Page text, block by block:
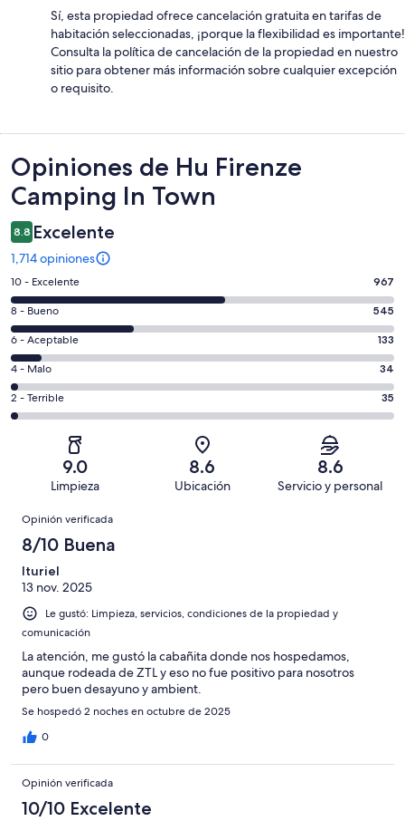
Sí, esta propiedad ofrece cancelación gratuita en tarifas de
habitación seleccionadas, ¡porque la flexibilidad es importante!
Consulta la política de cancelación de la propiedad en nuestro
sitio para obtener más información sobre cualquier excepción
o requisito.
Opiniones
Opiniones de Hu Firenze
Camping In Town
8.8 Excelente
1,714 opiniones
Puntuación
de
10,
es
decir,
Excelente.
Basada
en
opiniones
10 - Excelente 967
Puntuación
de
8,
es
decir,
Bueno.
opiniones
8 - Bueno 545
Puntuación
de
6,
es
decir,
Aceptable.
de
1714
opiniones
6 - Aceptable 133
Puntuación
de
4,
Basada
34
de
opiniones
4 - Malo 34
Puntuación
de
Terrible.
Basada
35
de
1714
opiniones
2 - Terrible 35
9.0
Limpieza
8.6
Ubicación
8.6
Servicio y personal
Opiniones
Opinión verificada
8/10 Buena
Ituriel
13 nov. 2025
Le gustó: Limpieza, servicios, condiciones de la propiedad y
comunicación
La atención, me gustó la cabañita donde nos hospedamos,
aunque rodeada de ZTL y eso no fue positivo para nosotros
pero buen desayuno y ambient.
Se hospedó 2 noches en octubre de 2025
0
Opinión verificada
10/10 Excelente